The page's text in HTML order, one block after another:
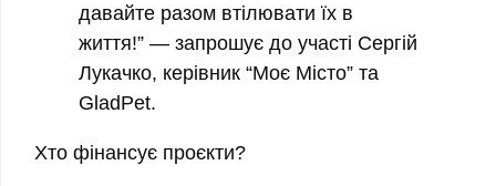
давайте разом втілювати їх в
життя!” — запрошує до участі Сергій
Лукачко, керівник “Моє Місто” та
GladPet.
Хто фінансує проєкти?